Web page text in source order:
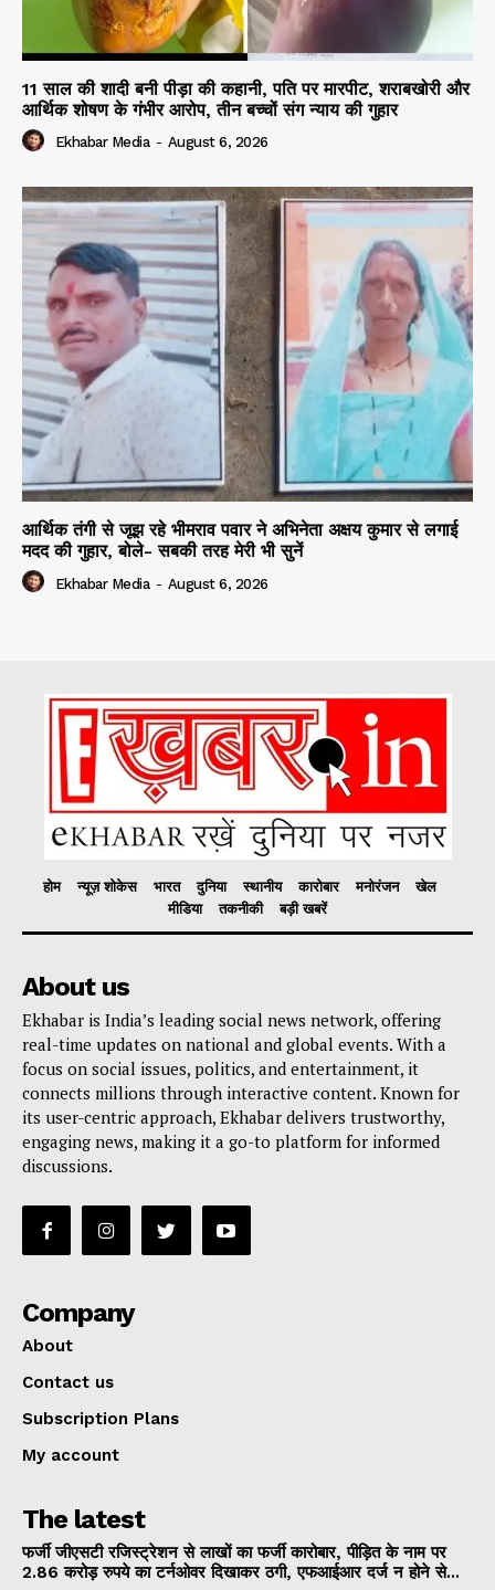
11 साल की शादी बनी पीड़ा की कहानी, पति पर मारपीट, शराबखोरी और
आर्थिक शोषण के गंभीर आरोप, तीन बच्चों संग न्याय की गुहार
Ekhabar Media - August 6, 2026
आर्थिक तंगी से जूझ रहे भीमराव पवार ने अभिनेता अक्षय कुमार से लगाई
मदद की गुहार, बोले- सबकी तरह मेरी भी सुनें
Ekhabar Media - August 6, 2026
होम न्यूज़ शोकेस भारत दुनिया स्थानीय कारोबार मनोरंजन
खेल
मीडिया
तकनीकी बड़ी खबरें
About us
Ekhabar is India’s leading social news network, offering
real-time updates on national and global events. With a
focus on social issues, politics, and entertainment, it
connects millions through interactive content. Known for
its user-centric approach, Ekhabar delivers trustworthy,
engaging news, making it a go-to platform for informed
discussions.
Company
About
Contact us
Subscription Plans
My account
The latest
फर्जी जीएसटी रजिस्ट्रेशन से लाखों का फर्जी कारोबार, पीड़ित के नाम पर
2.86 करोड़ रुपये का टर्नओवर दिखाकर ठगी, एफआईआर दर्ज न होने से...